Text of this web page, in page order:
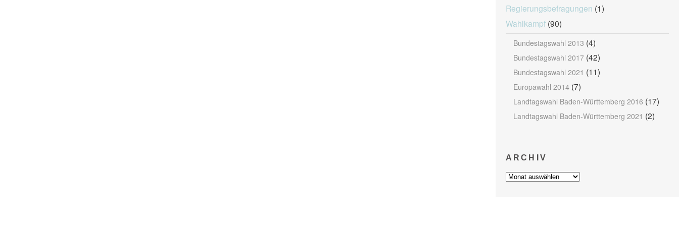
Regierungsbefragungen (1)
Wahlkampf(90)
Bundestagswahl 2013 (4)
Bundestagswahl 2017(42)
Bundestagswahl 2021 (11)
Europawahl 2014(7)
Landtagswahl Baden-Württemberg 2016 (17)
Landtagswahl Baden-Württemberg 2021 (2)
ARCHIV
Archiv